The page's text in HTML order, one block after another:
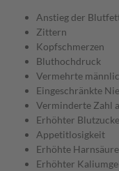
Anstieg der
Zittern
Kopfschmerzen
Bluthochdruck
Vermehrte
Eingeschränkte
Verminderte Zahl
Erhöhter
Appetitlosigkeit
Erhöhte
Erhöhter